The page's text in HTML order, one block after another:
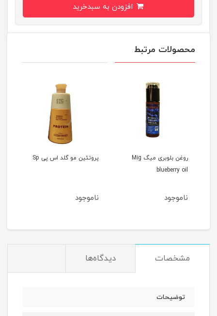
محصولات مرتبط
روغن بلوبری میگ Mig
blueberry oil
ناموجود
پروتئین مو گلد اس پی Sp
ناموجود
مشخصات دیدگاه‌ها
توضیحات